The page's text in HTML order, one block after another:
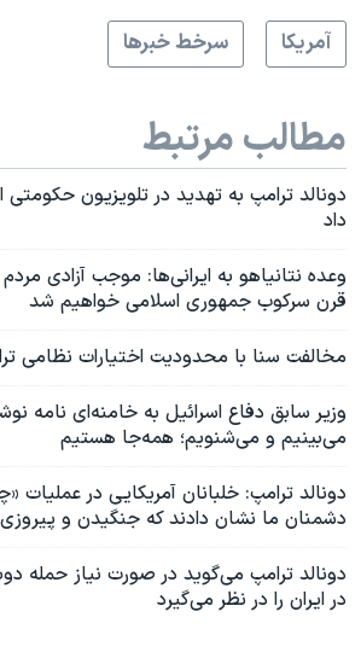
آمريکا
سرخط خبرها
مطالب مرتبط
دونالد ترامپ به تهدید در تلویزیون
داد
وعده نتانیاهو به ایرانی‌ها: موجب آزادی
قرن سرکوب جمهوری اسلامی خواهیم شد
مخالفت سنا با محدودیت‌ اختیارات نظامی
وزیر سابق دفاع اسرائيل به خامنه‌‌ای نامه
می‌بینیم و می‌شنویم؛ همه‌جا هستیم
دونالد ترامپ: خلبانان آمریکایی در
دشمنان ما نشان دادند که جنگیدن و
دونالد ترامپ می‌گوید در صورت نیاز حمله
در ایران را در نظر می‌گیرد